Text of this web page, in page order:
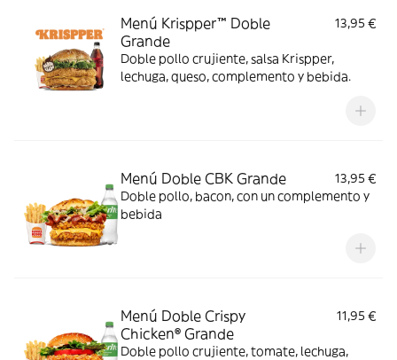
Menú Krispper™ Doble
Grande
13,95 €
Doble pollo crujiente, salsa Krispper,
lechuga, queso, complemento y bebida.
Menú Doble CBK Grande
13,95 €
Doble pollo, bacon, con un complemento y
bebida
Menú Doble Crispy
Chicken® Grande
11,95 €
Doble pollo crujiente, tomate, lechuga,